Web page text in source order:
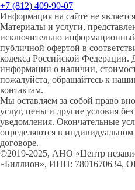
+7 (812) 409-90-07
Информация на сайте не
Материалы и услуги,
исключительно
публичной офертой в
кодекса Российской Федерации.
информации о наличии,
пожалуйста, обращайтесь к
контактам.
Мы оставляем за собой право
услуг, цены и другие условия
уведомления. Окончательные
определяются в
договоре.
©2019-2025, АНО «Центр
«Биллион», ИНН: 7801670634,